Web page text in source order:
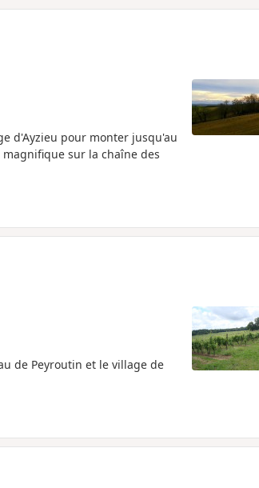
d'Ayzieu pour monter jusqu'au
sur la chaîne des
de Peyroutin et le village de